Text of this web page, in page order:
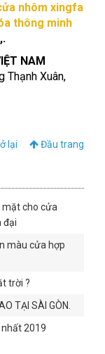
nhôm xingfa
thông minh
,.
NAM
Thạnh Xuân,
lại Đầu trang
mặt cho cửa
đại
màu cửa hợp
trời ?
TẠI SÀI GÒN.
2019